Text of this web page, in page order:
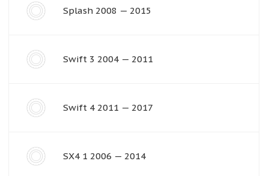
Splash 2008 — 2015
Swift 3 2004 — 2011
Swift 4 2011 — 2017
SX4 1 2006 — 2014